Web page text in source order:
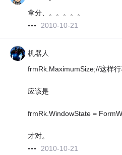
拿分、。。。。。
2010-10-21
机器人
frmRk.MaximumSize;//这样行
应该是
frmRk.WindowState =
才对。
2010-10-21